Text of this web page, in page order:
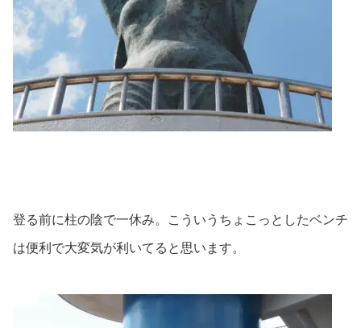
登る前に柱の陰で一休み。こういうちょこっとしたベンチ
は便利で大変気が利いてると思います。